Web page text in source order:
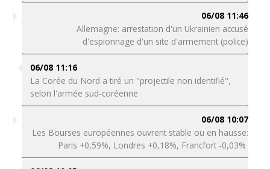
06/08 11:46
Allemagne: arrestation d'un Ukrainien accusé
d'espionnage d'un site d'armement (police)
06/08 11:16
La Corée du Nord a tiré un "projectile non identifié",
selon l'armée sud-coréenne
06/08 10:07
Les Bourses européennes ouvrent stable ou en hausse:
Paris +0,59%, Londres +0,18%, Francfort -0,03%